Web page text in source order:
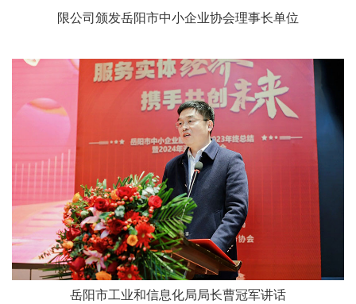
限公司颁发岳阳市中小企业协会理事长单位
岳阳市工业和信息化局局长曹冠军讲话